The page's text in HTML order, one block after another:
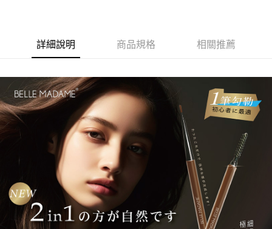
詳細說明 商品規格 相關推薦